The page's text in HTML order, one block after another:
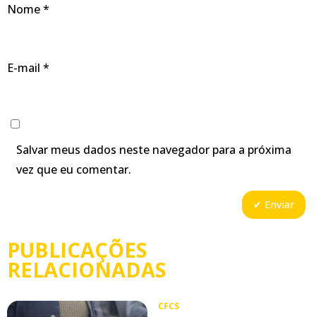
Nome*
E-mail *
Salvar meus dados neste navegador para a próxima
vez que eu comentar.
PUBLICAÇÕES
RELACIONADAS
CFCS